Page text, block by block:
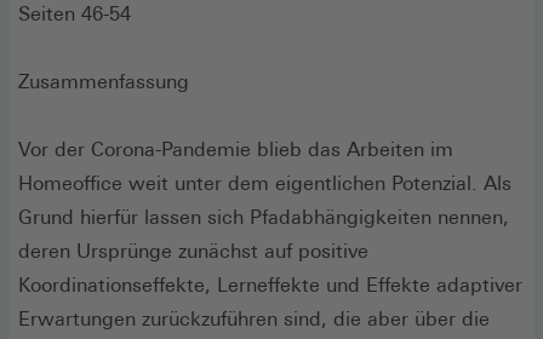
Seiten 46-54
Zusammenfassung
Vor der Corona-Pandemie blieb das Arbeiten im
Homeoffice weit unter dem eigentlichen Potenzial. Als
Grund hierfür lassen sich Pfadabhängigkeiten nennen,
deren Ursprünge zunächst auf positive
Koordinationseffekte, Lerneffekte und Effekte adaptiver
Erwartungen zurückzuführen sind, die aber über die